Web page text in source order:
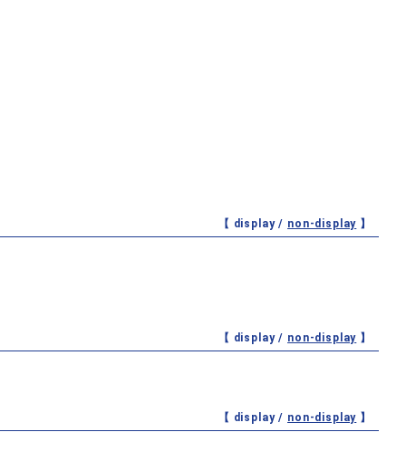
【 display / non-display 】
【 display / non-display 】
【 display / non-display 】